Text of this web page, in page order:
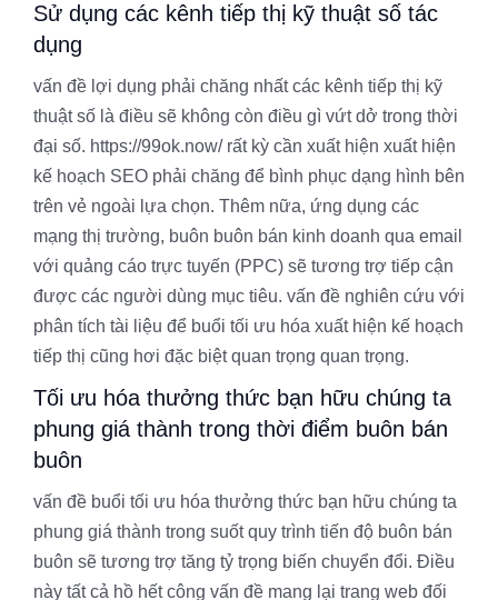
Sử dụng các kênh tiếp thị kỹ thuật số tác
dụng
vấn đề lợi dụng phải chăng nhất các kênh tiếp thị kỹ
thuật số là điều sẽ không còn điều gì vứt dở trong thời
đại số. https://99ok.now/ rất kỳ cần xuất hiện xuất hiện
kế hoạch SEO phải chăng để bình phục dạng hình bên
trên vẻ ngoài lựa chọn. Thêm nữa, ứng dụng các
mạng thị trường, buôn buôn bán kinh doanh qua email
với quảng cáo trực tuyến (PPC) sẽ tương trợ tiếp cận
được các người dùng mục tiêu. vấn đề nghiên cứu với
phân tích tài liệu để buổi tối ưu hóa xuất hiện kế hoạch
tiếp thị cũng hơi đặc biệt quan trọng quan trọng.
Tối ưu hóa thưởng thức bạn hữu chúng ta
phung giá thành trong thời điểm buôn bán
buôn
vấn đề buổi tối ưu hóa thưởng thức bạn hữu chúng ta
phung giá thành trong suốt quy trình tiến độ buôn bán
buôn sẽ tương trợ tăng tỷ trọng biến chuyển đổi. Điều
này tất cả hồ hết công vấn đề mang lại trang web đối